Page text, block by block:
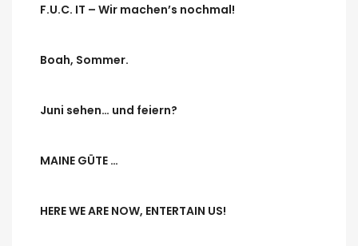
F.U.C. IT – Wir machen’s nochmal!
Boah, Sommer.
Juni sehen… und feiern?
MAINE GÜTE …
HERE WE ARE NOW, ENTERTAIN US!